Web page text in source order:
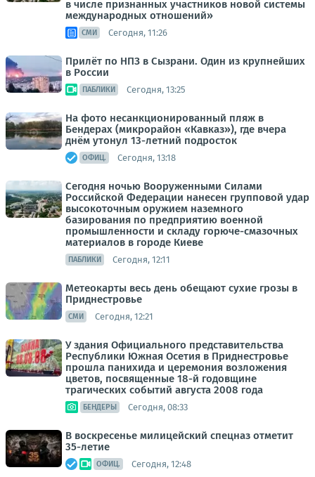
в числе признанных участников новой системы
международных отношений»
СМИ Сегодня, 11:26
Прилёт по НПЗ в Сызрани. Один из крупнейших
в России
ПАБЛИКИ Сегодня, 13:25
На фото несанкционированный пляж в
Бендерах (микрорайон «Кавказ»), где вчера
днём утонул 13-летний подросток
ОФИЦ. Сегодня, 13:18
Сегодня ночью Вооруженными Силами
Российской Федерации нанесен групповой удар
высокоточным оружием наземного
базирования по предприятию военной
промышленности и складу горюче-смазочных
материалов в городе Киеве
ПАБЛИКИ Сегодня, 12:11
Метеокарты весь день обещают сухие грозы в
Приднестровье
СМИ Сегодня, 12:21
У здания Официального представительства
Республики Южная Осетия в Приднестровье
прошла панихида и церемония возложения
цветов, посвященные 18-й годовщине
трагических событий августа 2008 года
БЕНДЕРЫ Сегодня, 08:33
В воскресенье милицейский спецназ отметит
35-летие
ОФИЦ. Сегодня, 12:48